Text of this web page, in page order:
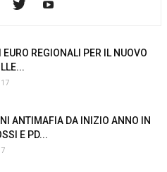
REGIONALI PER IL NUOVO
ANTIMAFIA DA INIZIO ANNO IN
E PD...